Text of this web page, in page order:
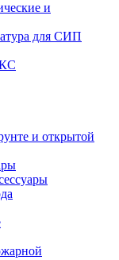
и
для СИП
и открытой